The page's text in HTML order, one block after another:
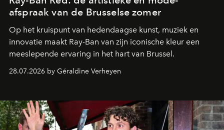
afspraak van de Brusselse zomer
Op het kruispunt van hedendaagse kunst, muziek en
innovatie maakt Ray-Ban van zijn iconische kleur een
meeslepende ervaring in het hart van Brussel.
28.07.2026 by Géraldine Verheyen